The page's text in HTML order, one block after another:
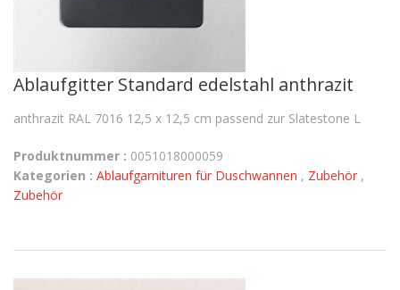
Ablaufgitter Standard edelstahl anthrazit
anthrazit RAL 7016 12,5 x 12,5 cm passend zur Slatestone L
Produktnummer : 0051018000059
Kategorien : Ablaufgarnituren für Duschwannen , Zubehör ,
Zubehör